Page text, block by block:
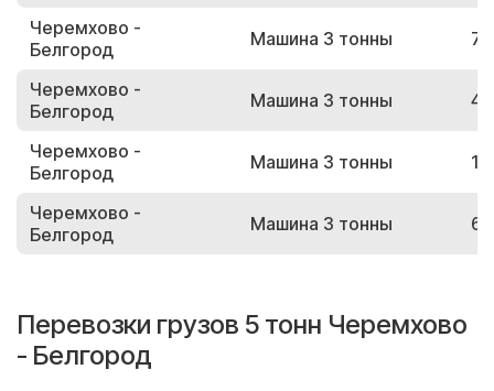
Черемхово -
Белгород
Машина 3 тонны
Черемхово -
Белгород
Машина 3 тонны
Черемхово -
Белгород
Машина 3 тонны
Черемхово -
Белгород
Машина 3 тонны
Перевозки грузов 5 тонн Черемхово
- Белгород